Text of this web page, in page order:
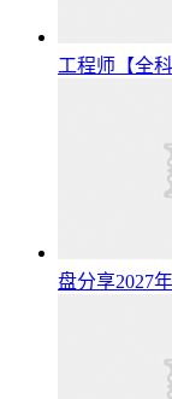
工程师【全
盘分享2027